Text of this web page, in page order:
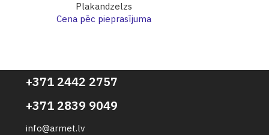
Plakandzelzs
Cena pēc pieprasījuma
+371 2442 2757
+371 2839 9049
info@armet.lv